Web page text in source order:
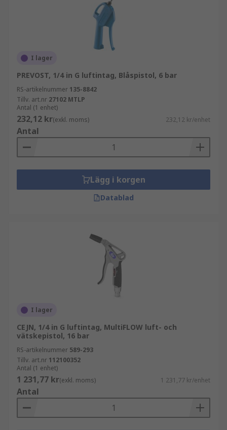
I lager
PREVOST, 1/4 in G luftintag, Blåspistol, 6 bar
RS-artikelnummer 135-8842
Tillv. art.nr 27102 MTLP
Antal (1 enhet)
232,12 kr(exkl. moms) 232,12 kr/enhet
Antal
Lägg i korgen
Datablad
I lager
CEJN, 1/4 in G luftintag, MultiFLOW luft- och
vätskepistol, 16 bar
RS-artikelnummer 589-293
Tillv. art.nr 112100352
Antal (1 enhet)
1 231,77 kr(exkl. moms) 1 231,77 kr/enhet
Antal